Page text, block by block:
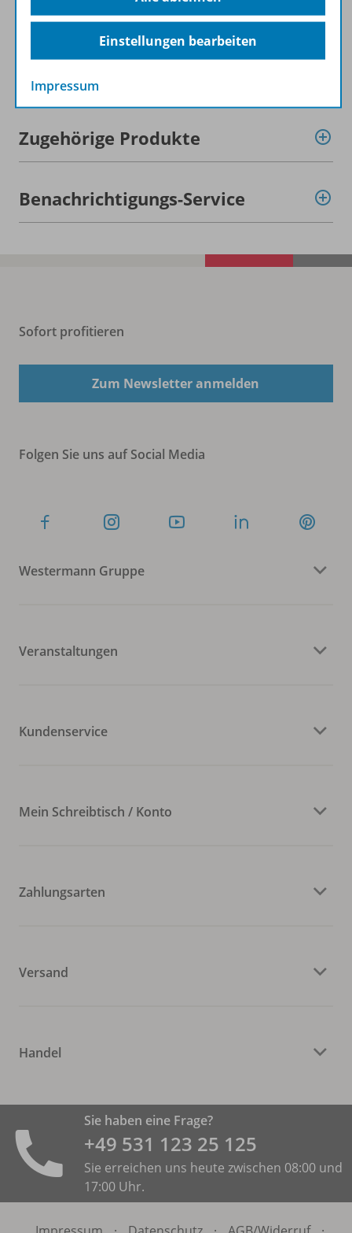
Produktinformationen
Beschreibung
Zugehörige Produkte
Benachrichtigungs-Service
Sofort profitieren
Zum Newsletter anmelden
Folgen Sie uns auf Social Media
Westermann Gruppe
Veranstaltungen
Kundenservice
Mein Schreibtisch / Konto
Zahlungsarten
Versand
Handel
Sie haben eine Frage?
+49 531 ­123 25 125
Sie erreichen uns heute zwischen 08:00 und
17:00 Uhr.
Einstellungen bearbeiten
Impressum